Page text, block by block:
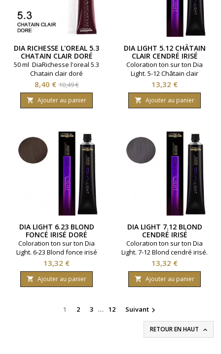
DIA RICHESSE L'OREAL 5.3
CHATAIN CLAIR DORÉ
50 ml DiaRichesse l'oreal 5.3
Chatain clair doré
Prix
8,40 € Prix
de
base
10,49 €
 Ajouter au panier
DIA LIGHT 5.12 CHÂTAIN
CLAIR CENDRÉ IRISÉ
Coloration ton sur ton Dia
Light. 5-12 Châtain clair
cendré irisé. Teinte
marron ton froid. Marque
L'Oreal Professionnel.
Contenance : 50 ml.
Prix
13,32 €
 Ajouter au panier
DIA LIGHT 6.23 BLOND
FONCÉ IRISÉ DORÉ
Coloration ton sur ton Dia
Light. 6-23 Blond fonce irisé
doré. Teinte marron ton froid.
Marque L'Oreal
Professionnel. Contenance :
50 ml.
Prix
13,32 €
 Ajouter au panier
DIA LIGHT 7.12 BLOND
CENDRÉ IRISÉ
Coloration ton sur ton Dia
Light. 7-12 Blond cendré irisé.
Teinte beige froid pour un
brillant et une luminosité
extrême. Marque L'Oreal
Professionnel. Contenance :
Prix
13,32 €
 Ajouter au panier
1 2 3 … 12 Suivant 
RETOUR EN HAUT 